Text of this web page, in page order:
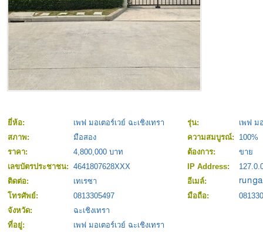
ยี่ห้อ: เพฟ มอเตอร์เวย์ ฉะเชิงเทรา รุ่น:
เพฟ ม
สภาพ:
มือสอง ความสมบูรณ์:
100%
ราคา:
4,800,000 บาท ต้องการ:
ขาย
เลขบัตรประชาชน: 4641807628XXX IP Address:
ติดต่อ:
เทเรซา
อีเมล์:
โทรศัพย์:
0813305497 มือถือ:
จังหวัด:
ฉะเชิงเทรา
ที่อยู่:
เพฟ มอเตอร์เวย์ ฉะเชิงเทรา